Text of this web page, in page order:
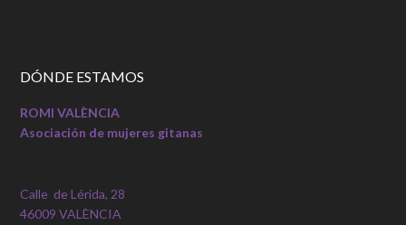
DÓNDE ESTAMOS
ROMI VALÈNCIA
Asociación de mujeres gitanas
Calle de Lérida, 28
46009 VALÈNCIA